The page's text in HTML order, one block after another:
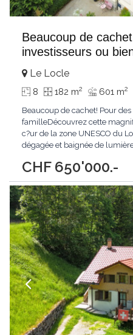
Beaucoup de
investisseurs ou
CHF 650'000.-
Le Locle
8 182 m2 601 m2
Beaucoup de cachet! Pour
familleDécouvrez cette
c?ur de la zone UNESCO du
dégagée et baignée de
toutes les commodités. Avec
premier regard, cette...